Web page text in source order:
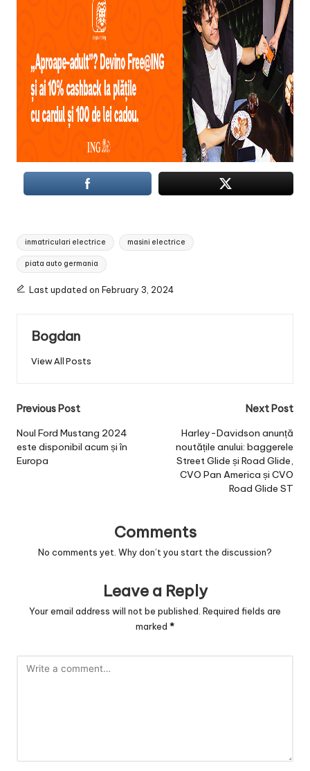
Tags:
inmatriculari electrice masini electrice
piata auto germania
Last updated on February 3, 2024
Bogdan
View All Posts
Post
navigation
Previous Post
Noul Ford Mustang 2024
este disponibil acum și în
Europa
Next Post
Harley-Davidson anunță
noutățile anului: baggerele
Street Glide și Road Glide,
CVO Pan America și CVO
Road Glide ST
Comments
No comments yet. Why don’t you start the discussion?
Leave a Reply
Your email address will not be published. Required fields are
marked *